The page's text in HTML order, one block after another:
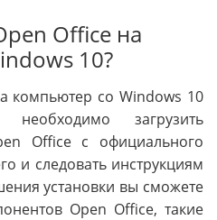
Office на
10?
компьютер со Windows 10
загрузить
Office с официального
и следовать инструкциям
установки вы сможете
Open Office, такие